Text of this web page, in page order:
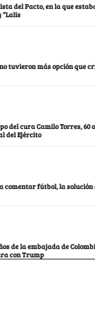
del Pacto, en la que
“Lalis
tuvieron más opción que
del cura Camilo Torres, 60
del Ejército
comentar fútbol, la
de la embajada de
con Trump